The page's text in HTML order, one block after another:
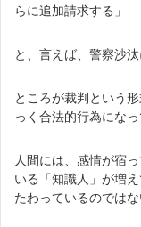
らに追加請求する」
と、言えば、警察沙汰
ところが裁判という
っく合法的行為になっ
人間には、感情が宿
いる「知識人」が増
たわっているのではな